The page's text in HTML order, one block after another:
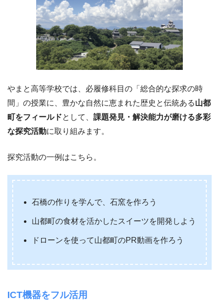
やまと高等学校では、必履修科目の「総合的な探求の時
間」の授業に、豊かな自然に恵まれた歴史と伝統ある山都
町をフィールドとして、 課題発見・解決能力が磨ける多彩
な探究活動に取り組みます。
探究活動の一例はこちら。
石橋の作りを学んで、石窯を作ろう
山都町の食材を活かしたスイーツを開発しよう
ドローンを使って山都町のPR動画を作ろう
ICT機器をフル活用